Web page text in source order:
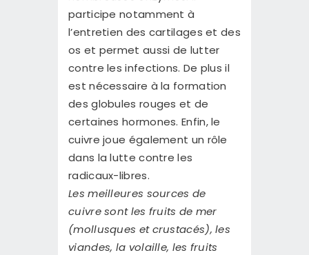
participe notamment à
l’entretien des cartilages et des
os et permet aussi de lutter
contre les infections. De plus il
est nécessaire à la formation
des globules rouges et de
certaines hormones. Enfin, le
cuivre joue également un rôle
dans la lutte contre les
radicaux-libres.
Les meilleures sources de
cuivre sont les fruits de mer
(mollusques et crustacés), les
viandes, la volaille, les fruits